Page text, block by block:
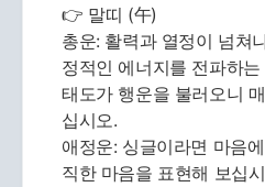
👉 말띠 (午)
총운: 활력과 열정이 넘쳐
정적인 에너지를 전파하
태도가 행운을 불러오니
십시오.
애정운: 싱글이라면 마음
직한 마음을 표현해 보십